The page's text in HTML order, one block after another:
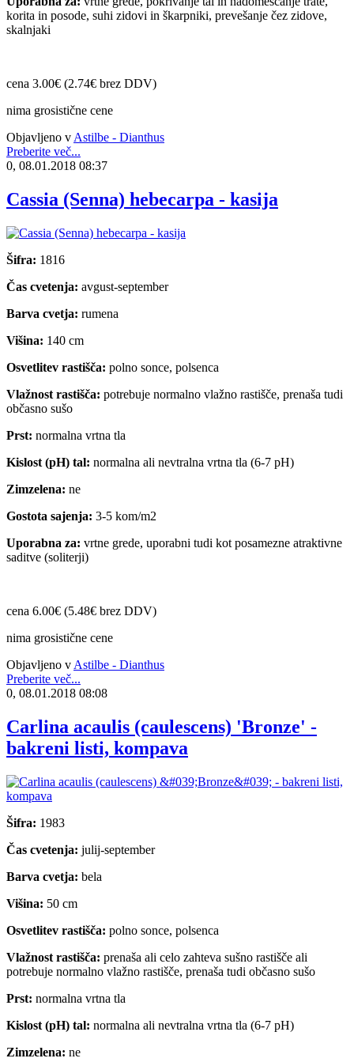
korita in posode, suhi zidovi in škarpniki, prevešanje čez zidove,
skalnjaki
cena 3.00€ (2.74€ brez DDV)
nima grosistične cene
Objavljeno v Astilbe - Dianthus
Preberite več...
0, 08.01.2018 08:37
Cassia (Senna) hebecarpa - kasija
Šifra: 1816
Čas cvetenja: avgust-september
Barva cvetja: rumena
Višina: 140 cm
Osvetlitev rastišča: polno sonce, polsenca
Vlažnost rastišča: potrebuje normalno vlažno rastišče, prenaša tudi
občasno sušo
Prst: normalna vrtna tla
Kislost (pH) tal: normalna ali nevtralna vrtna tla (6-7 pH)
Zimzelena: ne
Gostota sajenja: 3-5 kom/m2
Uporabna za: vrtne grede, uporabni tudi kot posamezne atraktivne
saditve (soliterji)
cena 6.00€ (5.48€ brez DDV)
nima grosistične cene
Objavljeno v Astilbe - Dianthus
Preberite več...
0, 08.01.2018 08:08
Carlina acaulis (caulescens) 'Bronze' -
bakreni listi, kompava
Šifra: 1983
Čas cvetenja: julij-september
Barva cvetja: bela
Višina: 50 cm
Osvetlitev rastišča: polno sonce, polsenca
Vlažnost rastišča: prenaša ali celo zahteva sušno rastišče ali
potrebuje normalno vlažno rastišče, prenaša tudi občasno sušo
Prst: normalna vrtna tla
Kislost (pH) tal: normalna ali nevtralna vrtna tla (6-7 pH)
Zimzelena: ne